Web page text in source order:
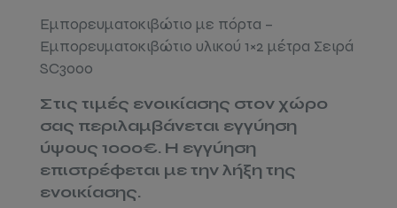
Εμπορευματοκιβώτιο με πόρτα –
Εμπορευματοκιβώτιο υλικού 1×2 μέτρα Σειρά
SC3000
Στις τιμές ενοικίασης στον χώρο
σας περιλαμβάνεται εγγύηση
ύψους 1000€. Η εγγύηση
επιστρέφεται με την λήξη της
ενοικίασης.